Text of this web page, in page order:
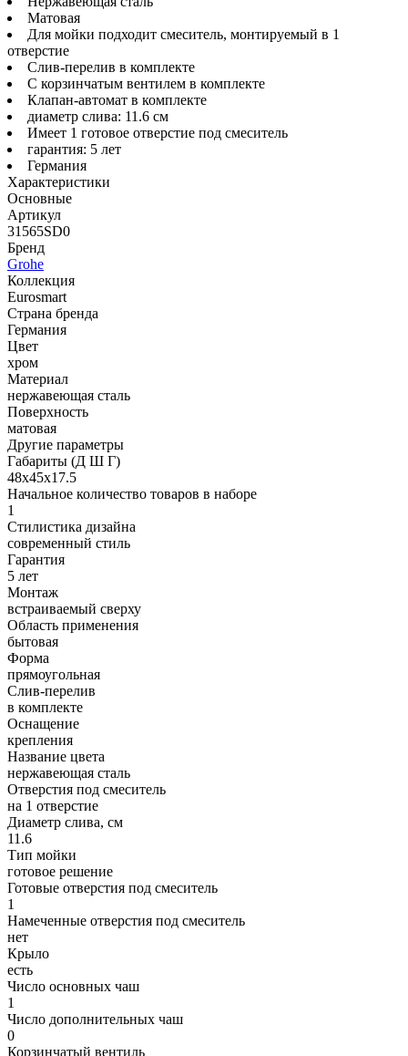
Матовая
Для мойки подходит смеситель, монтируемый в 1
отверстие
Слив-перелив в комплекте
С корзинчатым вентилем в комплекте
Клапан-автомат в комплекте
диаметр слива: 11.6 см
Имеет 1 готовое отверстие под смеситель
гарантия: 5 лет
Германия
Характеристики
Основные
Артикул
31565SD0
Бренд
Grohe
Коллекция
Eurosmart
Страна бренда
Германия
Цвет
хром
Материал
нержавеющая сталь
Поверхность
матовая
Другие параметры
Габариты (Д Ш Г)
48х45х17.5
Начальное количество товаров в наборе
1
Стилистика дизайна
современный стиль
Гарантия
5 лет
Монтаж
встраиваемый сверху
Область применения
бытовая
Форма
прямоугольная
Слив-перелив
в комплекте
Оснащение
крепления
Название цвета
нержавеющая сталь
Отверстия под смеситель
на 1 отверстие
Диаметр слива, см
11.6
Тип мойки
готовое решение
Готовые отверстия под смеситель
1
Намеченные отверстия под смеситель
нет
Крыло
есть
Число основных чаш
1
Число дополнительных чаш
0
Корзинчатый вентиль